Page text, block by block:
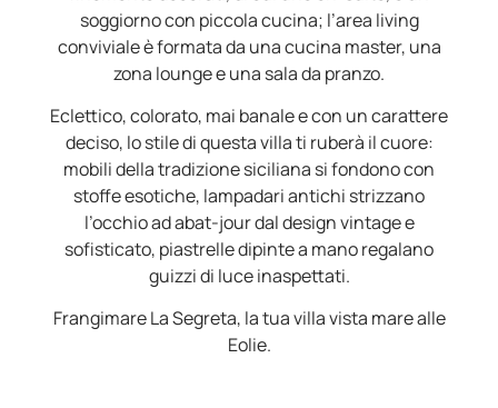
soggiorno con piccola cucina; l’area living
conviviale è formata da una cucina master, una
zona lounge e una sala da pranzo.
Eclettico, colorato, mai banale e con un carattere
deciso, lo stile di questa villa ti ruberà il cuore:
mobili della tradizione siciliana si fondono con
stoffe esotiche, lampadari antichi strizzano
l’occhio ad abat-jour dal design vintage e
sofisticato, piastrelle dipinte a mano regalano
guizzi di luce inaspettati.
Frangimare La Segreta, la tua villa vista mare alle
Eolie.